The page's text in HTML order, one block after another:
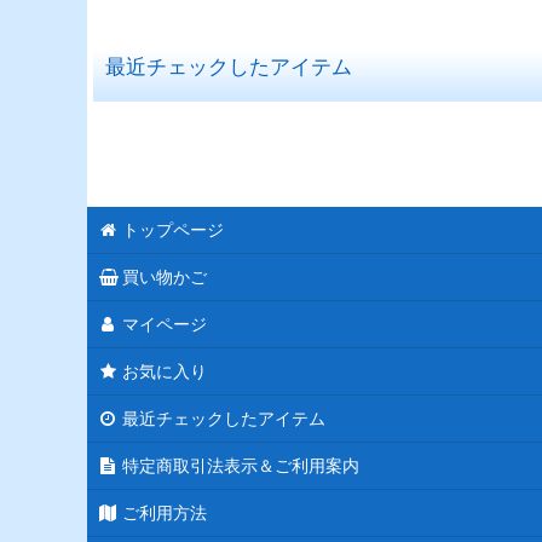
最近チェックしたアイテム
トップページ
買い物かご
マイページ
お気に入り
最近チェックしたアイテム
特定商取引法表示＆ご利用案内
ご利用方法